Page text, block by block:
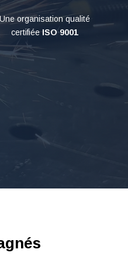
Une organisation qualité
certifiéeISO 9001